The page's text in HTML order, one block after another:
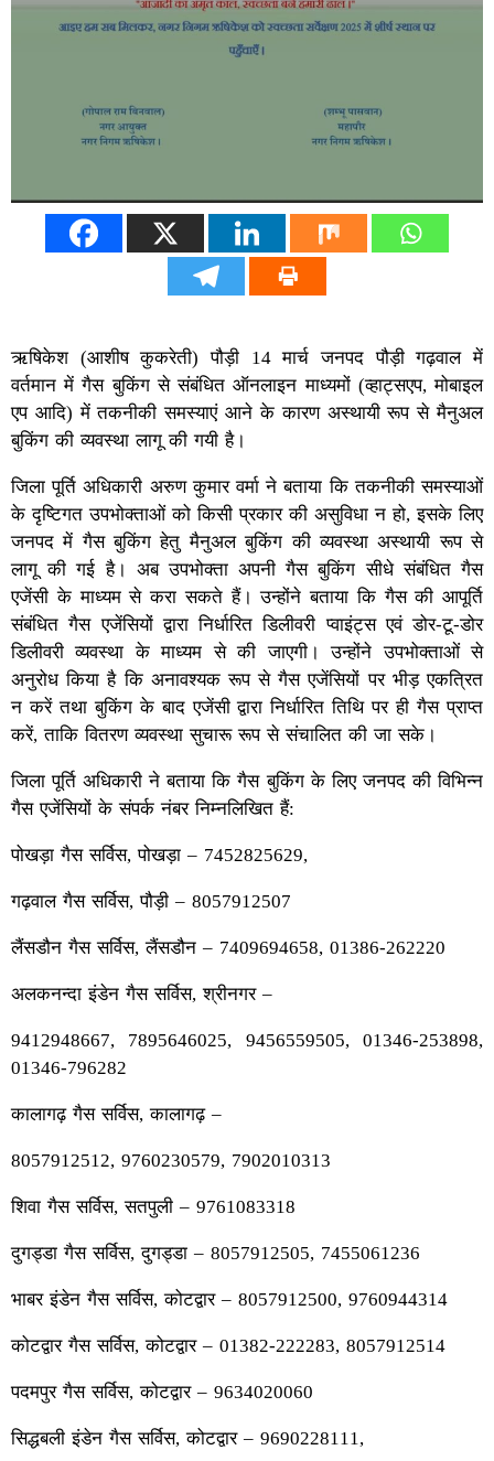
ऋषिकेश (आशीष कुकरेती) पौड़ी 14 मार्च जनपद पौड़ी गढ़वाल में
वर्तमान में गैस बुकिंग से संबंधित ऑनलाइन माध्यमों (व्हाट्सएप, मोबाइल
एप आदि) में तकनीकी समस्याएं आने के कारण अस्थायी रूप से मैनुअल
बुकिंग की व्यवस्था लागू की गयी है।
जिला पूर्ति अधिकारी अरुण कुमार वर्मा ने बताया कि तकनीकी समस्याओं
के दृष्टिगत उपभोक्ताओं को किसी प्रकार की असुविधा न हो, इसके लिए
जनपद में गैस बुकिंग हेतु मैनुअल बुकिंग की व्यवस्था अस्थायी रूप से
लागू की गई है। अब उपभोक्ता अपनी गैस बुकिंग सीधे संबंधित गैस
एजेंसी के माध्यम से करा सकते हैं। उन्होंने बताया कि गैस की आपूर्ति
संबंधित गैस एजेंसियों द्वारा निर्धारित डिलीवरी प्वाइंट्स एवं डोर-टू-डोर
डिलीवरी व्यवस्था के माध्यम से की जाएगी। उन्होंने उपभोक्ताओं से
अनुरोध किया है कि अनावश्यक रूप से गैस एजेंसियों पर भीड़ एकत्रित
न करें तथा बुकिंग के बाद एजेंसी द्वारा निर्धारित तिथि पर ही गैस प्राप्त
करें, ताकि वितरण व्यवस्था सुचारू रूप से संचालित की जा सके।
जिला पूर्ति अधिकारी ने बताया कि गैस बुकिंग के लिए जनपद की विभिन्न
गैस एजेंसियों के संपर्क नंबर निम्नलिखित हैं:
पोखड़ा गैस सर्विस, पोखड़ा – 7452825629,
गढ़वाल गैस सर्विस, पौड़ी – 8057912507
लैंसडौन गैस सर्विस, लैंसडौन – 7409694658, 01386-262220
अलकनन्दा इंडेन गैस सर्विस, श्रीनगर –
9412948667, 7895646025, 9456559505, 01346-253898,
01346-796282
कालागढ़ गैस सर्विस, कालागढ़ –
8057912512, 9760230579, 7902010313
शिवा गैस सर्विस, सतपुली – 9761083318
दुगड्डा गैस सर्विस, दुगड्डा – 8057912505, 7455061236
भाबर इंडेन गैस सर्विस, कोटद्वार – 8057912500, 9760944314
कोटद्वार गैस सर्विस, कोटद्वार – 01382-222283, 8057912514
पदमपुर गैस सर्विस, कोटद्वार – 9634020060
सिद्धबली इंडेन गैस सर्विस, कोटद्वार – 9690228111,